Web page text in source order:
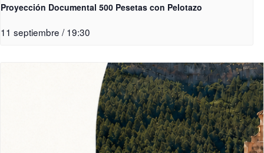
Proyección Documental 500 Pesetas con Pelotazo
11 septiembre / 19:30